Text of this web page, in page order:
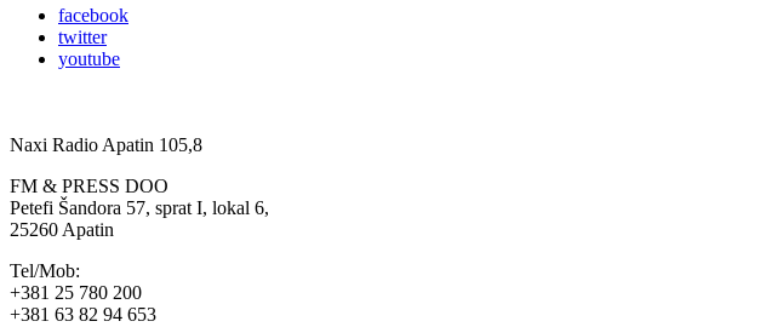
facebook
twitter
youtube
Naxi Radio Apatin 105,8
FM & PRESS DOO
Petefi Šandora 57, sprat I, lokal 6,
25260 Apatin
Tel/Mob:
+381 25 780 200
+381 63 82 94 653